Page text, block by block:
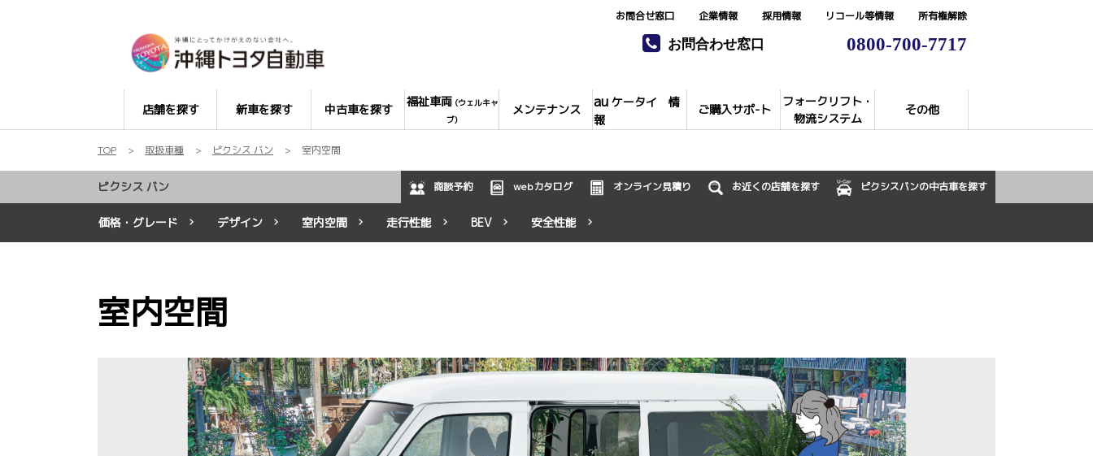
お問合わせ窓口 0800-700-7717
店舗を探す 新車を探す 中古車を探す
福祉車両(ウェルキャ
ブ)
メンテナンス auケータイ 情
報
ご購入サポ-ト
フォークリフト・
物流システム
その他
お問合せ窓口 企業情報 採用情報 リコール等情報 所有権解除
TOP 取扱車種 ピクシス バン 室内空間
ピクシス バン 商談予約 webカタログ オンライン見積り お近くの店舗を探す ピクシスバンの中古車を探す
価格・グレード デザイン 室内空間 走行性能 BEV 安全性能
室内空間